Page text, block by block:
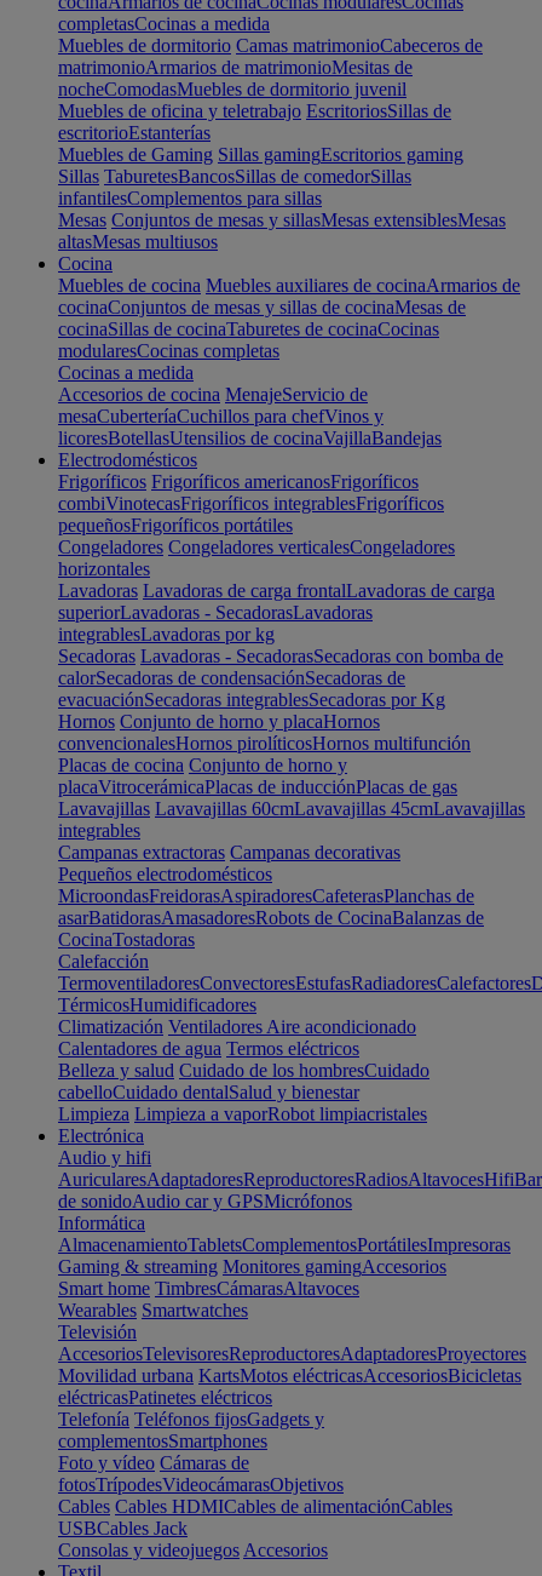
completasCocinas a medida
Muebles de dormitorio Camas matrimonioCabeceros de
matrimonioArmarios de matrimonioMesitas de
nocheComodasMuebles de dormitorio juvenil
Muebles de oficina y teletrabajo EscritoriosSillas de
escritorioEstanterías
Muebles de Gaming Sillas gamingEscritorios gaming
Sillas TaburetesBancosSillas de comedorSillas
infantilesComplementos para sillas
Mesas Conjuntos de mesas y sillasMesas extensiblesMesas
altasMesas multiusos
Cocina
Muebles de cocina Muebles auxiliares de cocinaArmarios de
cocinaConjuntos de mesas y sillas de cocinaMesas de
cocinaSillas de cocinaTaburetes de cocinaCocinas
modularesCocinas completas
Cocinas a medida
Accesorios de cocina MenajeServicio de
mesaCuberteríaCuchillos para chefVinos y
licoresBotellasUtensilios de cocinaVajillaBandejas
Electrodomésticos
Frigoríficos Frigoríficos americanosFrigoríficos
combiVinotecasFrigoríficos integrablesFrigoríficos
pequeñosFrigoríficos portátiles
Congeladores Congeladores verticalesCongeladores
horizontales
Lavadoras Lavadoras de carga frontalLavadoras de carga
superiorLavadoras - SecadorasLavadoras
integrablesLavadoras por kg
Secadoras Lavadoras - SecadorasSecadoras con bomba de
calorSecadoras de condensaciónSecadoras de
evacuaciónSecadoras integrablesSecadoras por Kg
Hornos Conjunto de horno y placaHornos
convencionalesHornos pirolíticosHornos multifunción
Placas de cocina Conjunto de horno y
placaVitrocerámicaPlacas de inducciónPlacas de gas
Lavavajillas Lavavajillas 60cmLavavajillas 45cmLavavajillas
integrables
Campanas extractoras Campanas decorativas
Pequeños electrodomésticos
MicroondasFreidorasAspiradoresCafeterasPlanchas de
asarBatidorasAmasadoresRobots de CocinaBalanzas de
CocinaTostadoras
Calefacción
TermoventiladoresConvectoresEstufasRadiadoresCalefactores
TérmicosHumidificadores
Climatización Ventiladores Aire acondicionado
Calentadores de agua Termos eléctricos
Belleza y salud Cuidado de los hombresCuidado
cabelloCuidado dentalSalud y bienestar
Limpieza Limpieza a vaporRobot limpiacristales
Electrónica
Audio y hifi
AuricularesAdaptadoresReproductoresRadiosAltavocesHifi
de sonidoAudio car y GPSMicrófonos
Informática
AlmacenamientoTabletsComplementosPortátilesImpresoras
Gaming & streaming Monitores gamingAccesorios
Smart home TimbresCámarasAltavoces
Wearables Smartwatches
Televisión
AccesoriosTelevisoresReproductoresAdaptadoresProyectores
Movilidad urbana KartsMotos eléctricasAccesoriosBicicletas
eléctricasPatinetes eléctricos
Telefonía Teléfonos fijosGadgets y
complementosSmartphones
Foto y vídeo Cámaras de
fotosTrípodesVideocámarasObjetivos
Cables Cables HDMICables de alimentaciónCables
USBCables Jack
Consolas y videojuegos Accesorios
Textil